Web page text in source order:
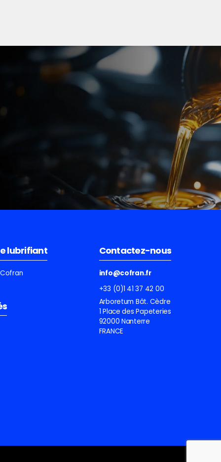
lubrifiant Contactez-nous
info@cofran.fr
+33 (0)1 41 37 42 00
Arboretum Bât. Cèdre
1 Place des Papeteries
92000 Nanterre
FRANCE